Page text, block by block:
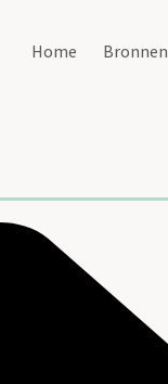
Home Bronnen